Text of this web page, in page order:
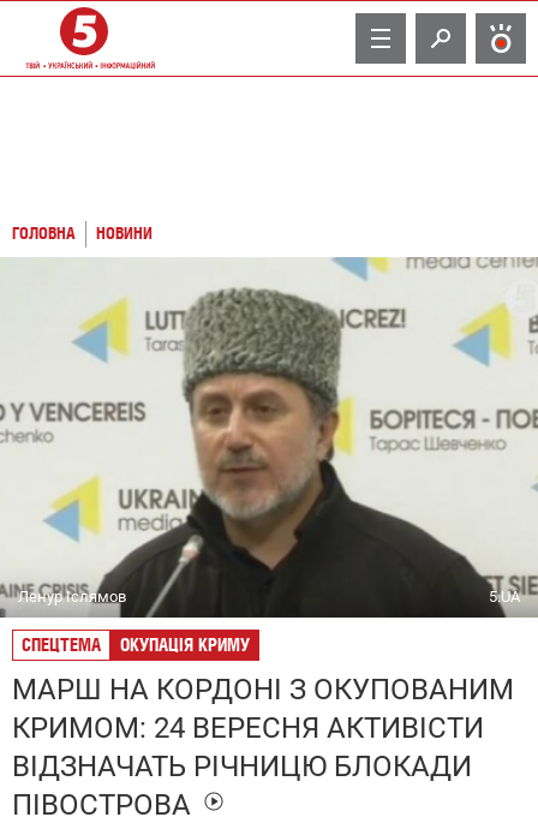
TV
ГОЛОВНА НОВИНИ
Ленур Іслямов 5.UA
СПЕЦТЕМА ОКУПАЦІЯ КРИМУ
МАРШ НА КОРДОНІ З ОКУПОВАНИМ
КРИМОМ: 24 ВЕРЕСНЯ АКТИВІСТИ
ВІДЗНАЧАТЬ РІЧНИЦЮ БЛОКАДИ
ПІВОСТРОВА